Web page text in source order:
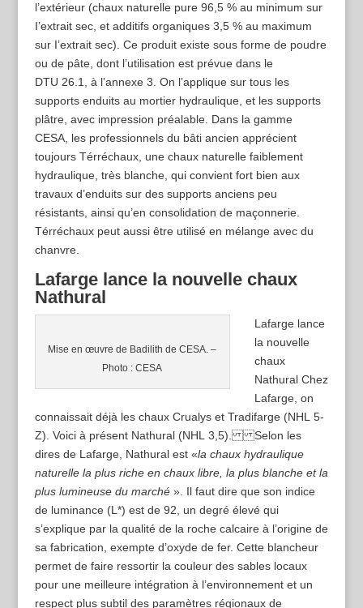
l’extérieur (chaux naturelle pure 96,5 % au minimum sur
I’extrait sec, et additifs organiques 3,5 % au maximum
sur I’extrait sec). Ce produit existe sous forme de poudre
ou de pâte, dont l’utilisation est prévue dans le
DTU 26.1, à l’annexe 3. On l’applique sur tous les
supports enduits au mortier hydraulique, et les supports
plâtre, avec impression préalable. Dans la gamme
CESA, les professionnels du bâti ancien apprécient
toujours Térréchaux, une chaux naturelle faiblement
hydraulique, très blanche, qui convient fort bien aux
travaux d’enduits sur des supports anciens peu
résistants, ainsi qu’en consolidation de maçonnerie.
Térréchaux peut aussi être utilisé en mélange avec du
chanvre.
Lafarge lance la nouvelle chaux
Nathural
Mise en œuvre de Badilith de CESA. –
Photo : CESA
Lafarge lance
la nouvelle
chaux
Nathural Chez
Lafarge, on
connaissait déjà les chaux Crualys et Tradifarge (NHL 5-
Z). Voici à présent Nathural (NHL 3,5). Selon les
dires de Lafarge, Nathural est «la chaux hydraulique
naturelle la plus riche en chaux libre, la plus blanche et la
plus lumineuse du marché ». Il faut dire que son indice
de luminance (L*) est de 92, un degré élevé qui
s’explique par la qualité de la roche calcaire à l’origine de
sa fabrication, exempte d’oxyde de fer. Cette blancheur
permet de faire ressortir la couleur des sables locaux
pour une meilleure intégration à l’environnement et un
respect plus subtil des paramètres régionaux de